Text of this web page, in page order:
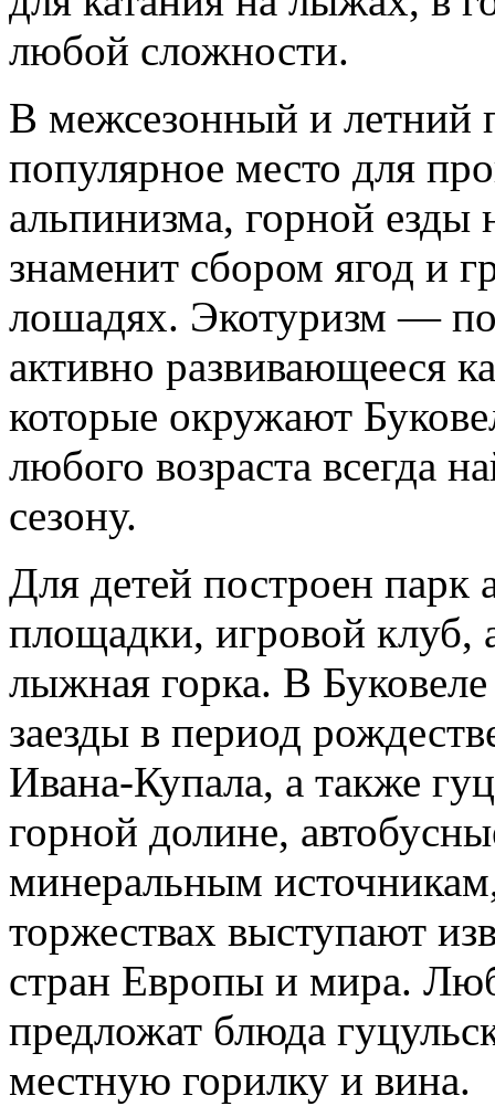
любой сложности.
В межсезонный и летний
популярное место для
альпинизма, горной езды
знаменит сбором ягод и
лошадях. Экотуризм —
активно развивающееся
которые окружают
любого возраста всегда
сезону.
Для детей построен парк
площадки, игровой клуб,
лыжная горка. В
заезды в период
Ивана-Купала, а также
горной долине,
минеральным
торжествах выступают
стран Европы и мира.
предложат блюда
местную горилку и вина.